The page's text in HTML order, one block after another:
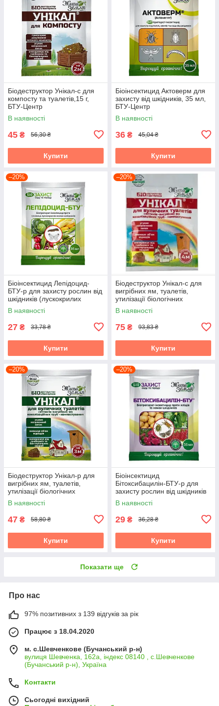
Біодеструктор Унікал-с для
компосту та туалетів,15 г,
БТУ-Центр
В наявності
45 ₴ 56,30 ₴
Купити
Біоінсектицид Актоверм для
захисту від шкідників, 35 мл,
БТУ-Центр
В наявності
36 ₴ 45,04 ₴
Купити
–20%
Біоінсектицид Лепідоцид-
БТУ-р для захисту рослин від
шкідників (лускокрилих
комах), 35 мл, БТУ-Центр
В наявності
27 ₴ 33,78 ₴
Купити
–20%
Біодеструктор Унікал-с для
вигрібних ям, туалетів,
утилізації біологічних
відходів, 30 г, БТУ-Центр
В наявності
75 ₴ 93,83 ₴
Купити
–20%
Біодеструктор Унікал-р для
вигрібних ям, туалетів,
утилізації біологічних
відходів, 35 мл, БТУ-Центр
В наявності
47 ₴ 58,80 ₴
Купити
–20%
Біоінсектицид
Бітоксибацилін-БТУ-р для
захисту рослин від шкідників
(жуків, кліщів), 35 мл, БТУ-
Центр
В наявності
29 ₴ 36,28 ₴
Купити
Показати ще
Про нас
97% позитивних з 139 відгуків за рік
Працює з 18.04.2020
м. с.Шевченкове (Бучанський р-н)
вулиця Шевченка, 162а, індекс 08140 , с.Шевченкове
(Бучанський р-н), Україна
Контакти
Сьогодні вихідний